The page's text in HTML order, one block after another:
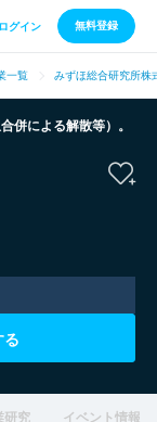
ログイン 無料登録
一覧 みずほ総合研究所株
併による解散等）。
研究 イベント情報